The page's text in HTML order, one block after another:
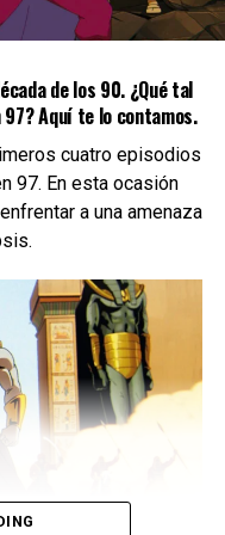
empresa de
afirma que la serie
seis días de Echo,
pero no es tanto un
de que tanto los
están tan cansados
socialespara estar
geek, además
ypodcast
de los 90. ¿Qué tal
Aquí te lo contamos.
cuatro episodios
97. En esta ocasión
a una amenaza